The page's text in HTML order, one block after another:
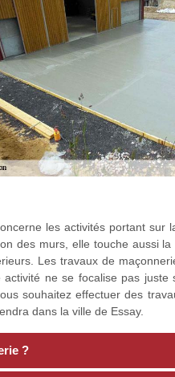
les activités portant sur
des murs, elle touche aussi
Les travaux de
ne se focalise pas juste
souhaitez effectuer des
dans la ville de Essay.
?